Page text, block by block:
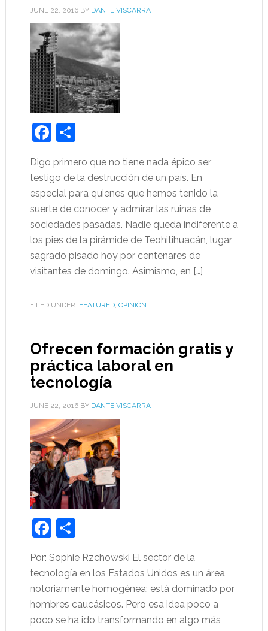
JUNE 22, 2016BY DANTE VISCARRA
Facebook
Share
Digo primero que no tiene nada épico ser
testigo de la destrucción de un país. En
especial para quienes que hemos tenido la
suerte de conocer y admirar las ruinas de
sociedades pasadas. Nadie queda indiferente a
los pies de la pirámide de Teohitihuacán, lugar
sagrado pisado hoy por centenares de
visitantes de domingo. Asimismo, en […]
FILED UNDER: FEATURED, OPINIÓN
Ofrecen formación gratis y
práctica laboral en
tecnología
JUNE 22, 2016BY DANTE VISCARRA
Facebook
Share
Por: Sophie Rzchowski El sector de la
tecnología en los Estados Unidos es un área
notoriamente homogénea: está dominado por
hombres caucásicos. Pero esa idea poco a
poco se ha ido transformando en algo más